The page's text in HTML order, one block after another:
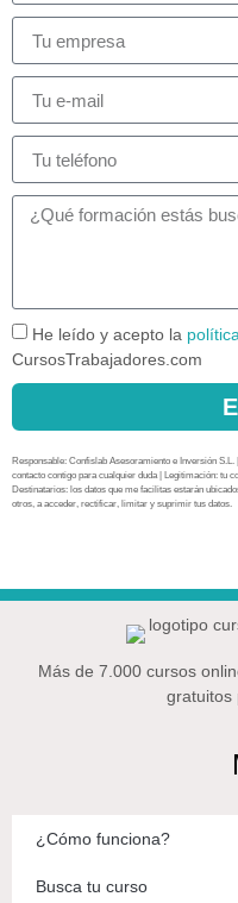
He leído y acepto la
CursosTrabajadores.com
Responsable: Confislab Asesoramiento e Inversión
contacto contigo para cualquier duda | Legitimación: tu
Destinatarios: los datos que me facilitas estarán
otros, a acceder, rectificar, limitar y suprimir tus datos.
Más de 7.000 cursos
gratuitos
¿Cómo funciona?
Busca tu curso